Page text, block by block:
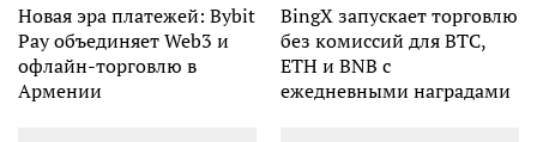
Новая эра платежей: Bybit
Pay объединяет Web3 и
офлайн-торговлю в
Армении
BingX запускает торговлю
без комиссий для BTC,
ETH и BNB с
ежедневными наградами